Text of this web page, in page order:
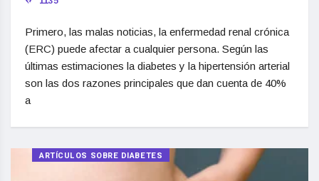
Primero, las malas noticias, la enfermedad renal crónica
(ERC) puede afectar a cualquier persona. Según las
últimas estimaciones la diabetes y la hipertensión arterial
son las dos razones principales que dan cuenta de 40%
a
ARTÍCULOS SOBRE DIABETES